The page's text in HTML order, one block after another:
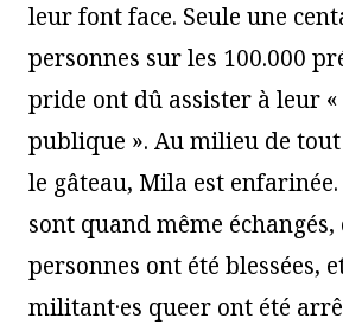
leur font face. Seule une
personnes sur les 100.000
pride ont dû assister à leur «
publique ». Au milieu de
le gâteau, Mila est enfarinée.
sont quand même échangés,
personnes ont été blessées,
militant·es queer ont été